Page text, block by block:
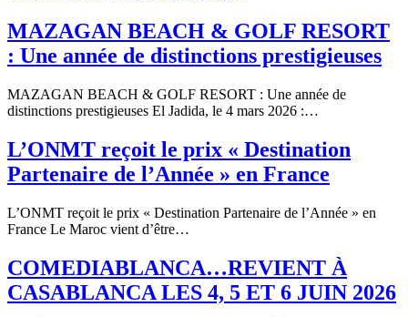
MAZAGAN BEACH & GOLF RESORT
: Une année de distinctions prestigieuses
MAZAGAN BEACH & GOLF RESORT : Une année de
distinctions prestigieuses El Jadida, le 4 mars 2026 :…
L’ONMT reçoit le prix « Destination
Partenaire de l’Année » en France
L’ONMT reçoit le prix « Destination Partenaire de l’Année » en
France Le Maroc vient d’être…
COMEDIABLANCA…REVIENT À
CASABLANCA LES 4, 5 ET 6 JUIN 2026